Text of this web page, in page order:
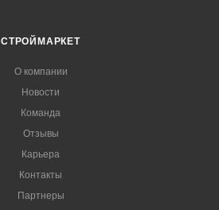
СТРОЙМАРКЕТ
О компании
Новости
Команда
Отзывы
Карьера
Контакты
Партнеры